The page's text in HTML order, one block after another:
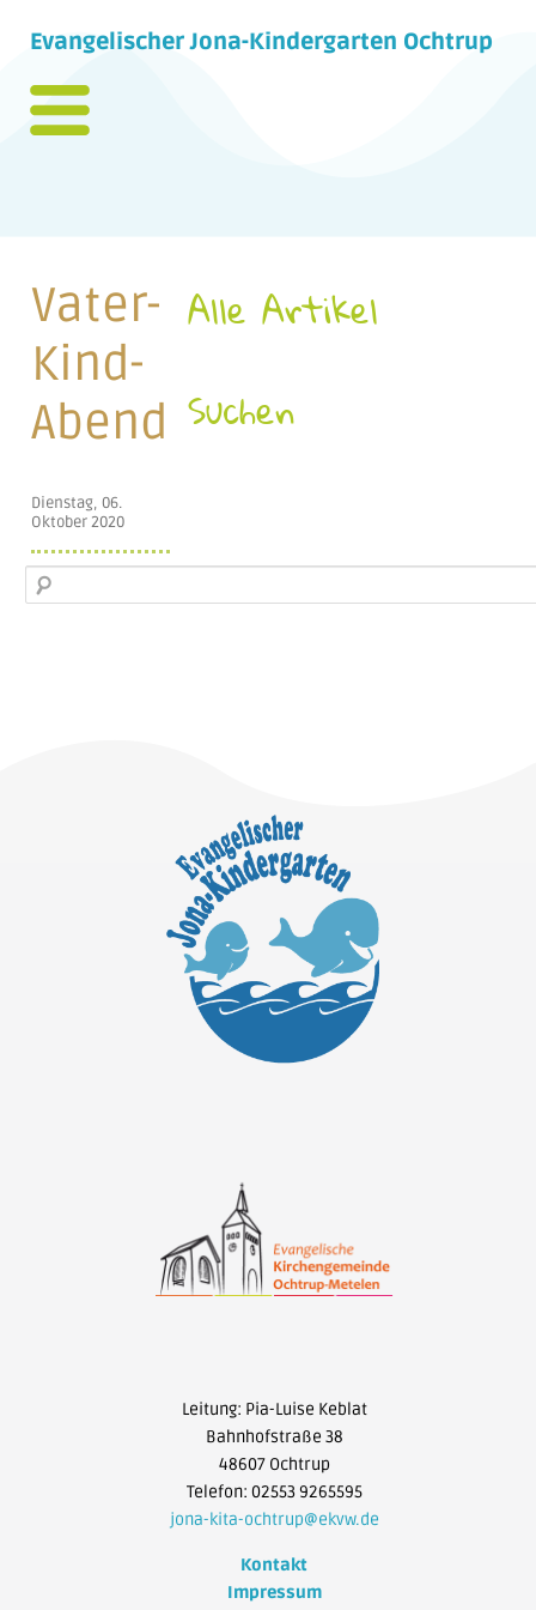
Evangelischer Jona-Kindergarten Ochtrup
Vater-
Kind-
Abend
Dienstag, 06.
Oktober 2020
Alle Artikel
Suchen
Leitung: Pia-Luise Keblat
Bahnhofstraße 38
48607 Ochtrup
Telefon: 02553 9265595
jona-kita-ochtrup@ekvw.de
Kontakt
Impressum